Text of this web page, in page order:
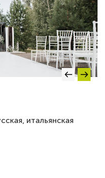
итальянская